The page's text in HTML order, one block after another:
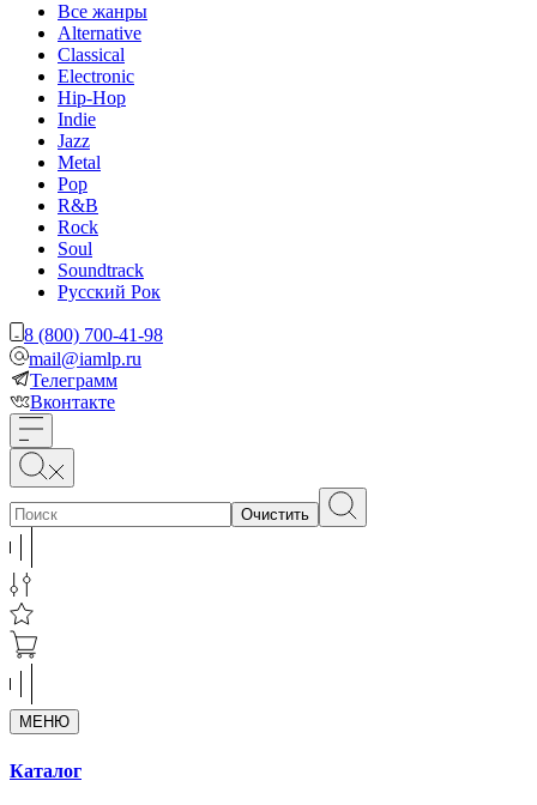
Все жанры
Alternative
Classical
Electronic
Hip-Hop
Indie
Jazz
Metal
Pop
R&B
Rock
Soul
Soundtrack
Русский Рок
8 (800) 700-41-98
mail@iamlp.ru
Телеграмм
Вконтакте
Очистить
МЕНЮ
Каталог